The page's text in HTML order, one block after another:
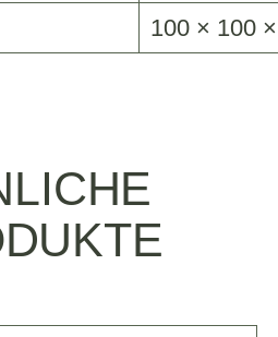
100 × 100